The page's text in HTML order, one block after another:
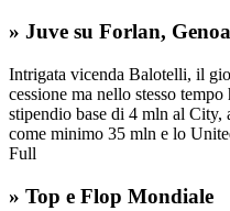
» Juve su Forlan,
Intrigata vicenda Balotelli, il
cessione ma nello stesso
stipendio base di 4 mln al City,
come minimo 35 mln e lo
Full
» Top e Flop Mondiale